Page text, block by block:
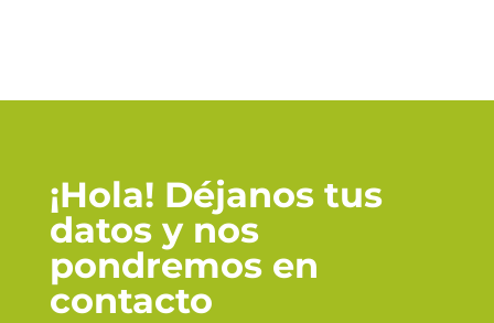
¡Hola! Déjanos tus
datos y nos
pondremos en
contacto